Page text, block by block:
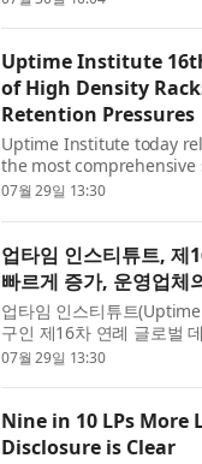
Uptime Institute
of High Density
Retention Pressures
Uptime Institute today
the most
industry navigating
07월 29일 13:30
업타임 인스티튜트, 제
빠르게 증가, 운영업체
업타임 인스티튜트
구인 제16차 연례 글로벌
여전히 경영진의 최대 우려
07월 29일 13:30
Nine in 10 LPs More
Disclosure is Clear